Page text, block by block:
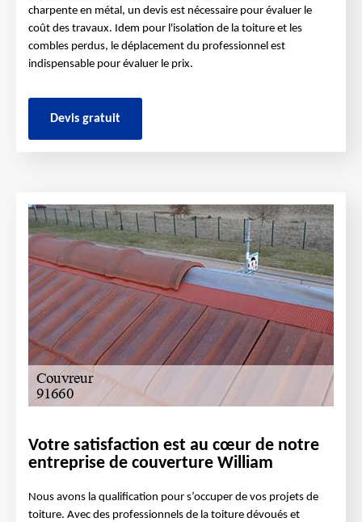
charpente en métal, un devis est nécessaire pour évaluer le
coût des travaux. Idem pour l'isolation de la toiture et les
combles perdus, le déplacement du professionnel est
indispensable pour évaluer le prix.
Devis gratuit
Votre satisfaction est au cœur de notre
entreprise de couverture William
Nous avons la qualification pour s’occuper de vos projets de
toiture. Avec des professionnels de la toiture dévoués et